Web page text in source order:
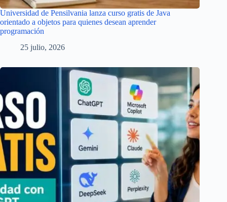
Universidad de Pensilvania lanza curso gratis de Java
orientado a objetos para quienes desean aprender
programación
25 julio, 2026